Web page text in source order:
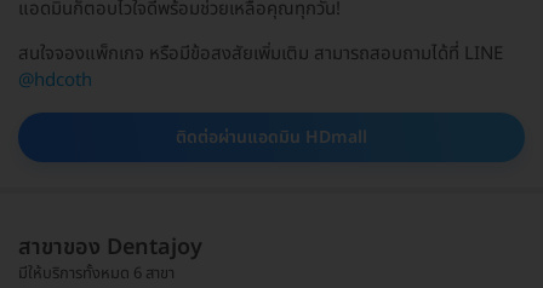
แอดมินก็ตอบไวใจดีพร้อมช่วยเหลือคุณทุกวัน!
สนใจจองแพ็กเกจ หรือมีข้อสงสัยเพิ่มเติม สามารถสอบถามได้ที่ LINE
@hdcoth
ติดต่อผ่านแอดมิน HDmall
สาขาของ Dentajoy
มีให้บริการทั้งหมด 6 สาขา